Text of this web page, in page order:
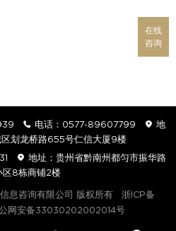
 电话： 0577-89607799  地
划龙桥路655号仁信大厦9楼
 地址：贵州省黔南州都匀市振华路
区8栋商铺2楼
息咨询有限公司 版权所有 浙ICP备
网安备33030202002014号
在线
咨询